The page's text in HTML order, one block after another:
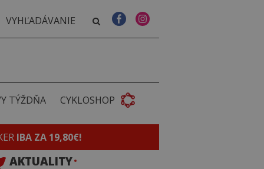
TÝŽDŇA CYKLOSHOP
IBA ZA 19,80€!
AKTUALITY